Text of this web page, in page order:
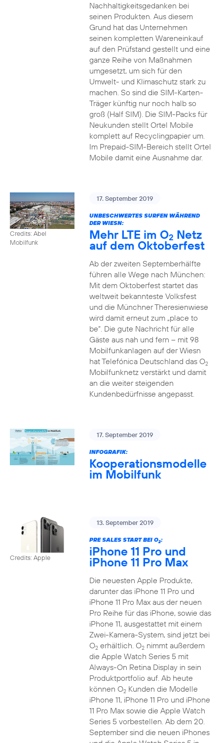
Nachhaltigkeitsgedanken bei
seinen Produkten. Aus diesem
Grund hat das Unternehmen
seinen kompletten Wareneinkauf
auf den Prüfstand gestellt und eine
ganze Reihe von Maßnahmen
umgesetzt, um sich für den
Umwelt- und Klimaschutz stark zu
machen. So sind die SIM-Karten-
Träger künftig nur noch halb so
groß (Half SIM). Die SIM-Packs für
Neukunden stellt Ortel Mobile
komplett auf Recyclingpapier um.
Im Prepaid-SIM-Bereich stellt Ortel
Mobile damit eine Ausnahme dar.
Credits: Abel
Mobilfunk
17. September 2019
UNBESCHWERTES SURFEN WÄHREND
DER WIESN:
Mehr LTE im O2 Netz
auf dem Oktoberfest
Ab der zweiten Septemberhälfte
führen alle Wege nach München:
Mit dem Oktoberfest startet das
weltweit bekannteste Volksfest
und die Münchner Theresienwiese
wird damit erneut zum „place to
be“. Die gute Nachricht für alle
Gäste aus nah und fern – mit 98
Mobilfunkanlagen auf der Wiesn
hat Telefónica Deutschland das O2
Mobilfunknetz verstärkt und damit
an die weiter steigenden
Kundenbedürfnisse angepasst.
17. September 2019
INFOGRAFIK:
Kooperationsmodelle
im Mobilfunk
Credits: Apple
13. September 2019
PRE SALES START BEI O2:
iPhone 11 Pro und
iPhone 11 Pro Max
Die neuesten Apple Produkte,
darunter das iPhone 11 Pro und
iPhone 11 Pro Max aus der neuen
Pro Reihe für das iPhone, sowie das
iPhone 11, ausgestattet mit einem
Zwei-Kamera-System, sind jetzt bei
O2erhältlich. O2nimmt außerdem
die Apple Watch Series 5 mit
Always-On Retina Display in sein
Produktportfolio auf. Ab heute
können O2Kunden die Modelle
iPhone 11, iPhone 11 Pro und iPhone
11 Pro Max sowie die Apple Watch
Series 5 vorbestellen. Ab dem 20.
September sind die neuen iPhones